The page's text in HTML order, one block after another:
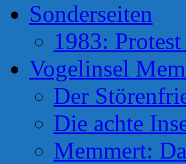
Sonderseiten
1983:
Vogelinsel
Der
Die achte
Memmert: